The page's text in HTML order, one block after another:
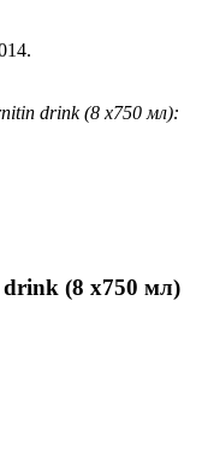
drink (8 x750 мл):
(8 x750 мл)